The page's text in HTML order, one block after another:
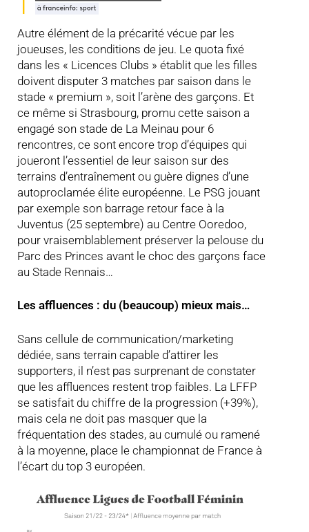
Autre élément de la précarité vécue par les
joueuses, les conditions de jeu. Le quota fixé
dans les « Licences Clubs » établit que les filles
doivent disputer 3 matches par saison dans le
stade « premium », soit l’arène des garçons. Et
ce même si Strasbourg, promu cette saison a
engagé son stade de La Meinau pour 6
rencontres, ce sont encore trop d’équipes qui
joueront l’essentiel de leur saison sur des
terrains d’entraînement ou guère dignes d’une
autoproclamée élite européenne. Le PSG jouant
par exemple son barrage retour face à la
Juventus (25 septembre) au Centre Ooredoo,
pour vraisemblablement préserver la pelouse du
Parc des Princes avant le choc des garçons face
au Stade Rennais…
Les affluences : du (beaucoup) mieux mais…
Sans cellule de communication/marketing
dédiée, sans terrain capable d’attirer les
supporters, il n’est pas surprenant de constater
que les affluences restent trop faibles. La LFFP
se satisfait du chiffre de la progression (+39%),
mais cela ne doit pas masquer que la
fréquentation des stades, au cumulé ou ramené
à la moyenne, place le championnat de France à
l’écart du top 3 européen.